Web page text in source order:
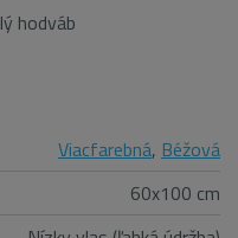
hodváb
Viacfarebná, Béžová
60x100 cm